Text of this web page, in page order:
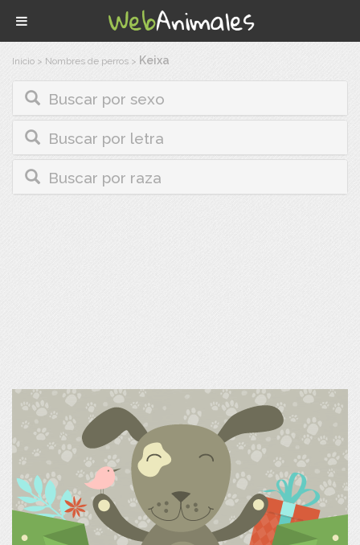
Inicio > Nombres de perros > Keixa
Buscar por sexo
Buscar por letra
Buscar por raza